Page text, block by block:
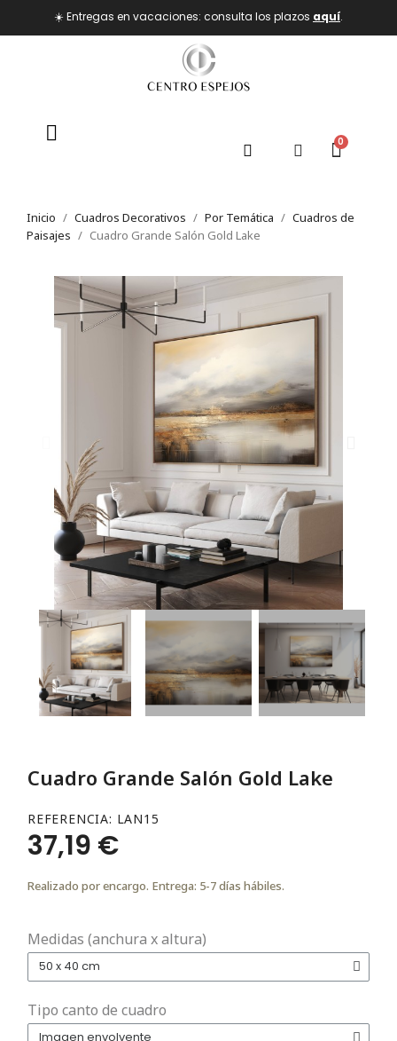
☀️ Entregas en vacaciones: consulta los plazos aquí.
Inicio Cuadros Decorativos Por Temática
Cuadros de
Paisajes
Cuadro Grande Salón Gold Lake
Cuadro Grande Salón Gold Lake
REFERENCIA LAN15
37,19 €
Realizado por encargo. Entrega: 5-7 días hábiles.
Medidas (anchura x altura)
Tipo canto de cuadro